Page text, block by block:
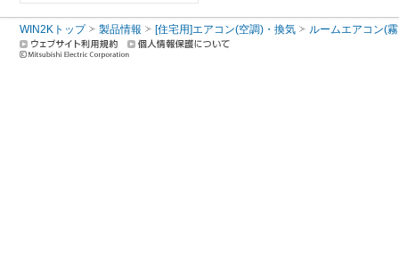
WIN2Kトップ 製品情報 [住宅用]エアコン(空調)・換気 ルームエアコン(